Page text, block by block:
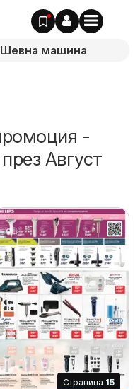
-
Август
Cтраница 15